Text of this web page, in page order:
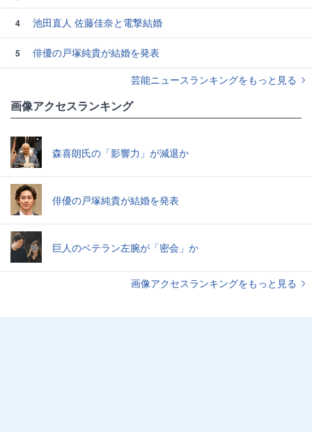
4 池田直人 佐藤佳奈と電撃結婚
5
俳優の戸塚純貴が結婚を発表
芸能ニュースランキングをもっと見る
画像アクセスランキング
森喜朗氏の「影響力」が減退か
俳優の戸塚純貴が結婚を発表
巨人のベテラン左腕が「密会」か
画像アクセスランキングをもっと見る